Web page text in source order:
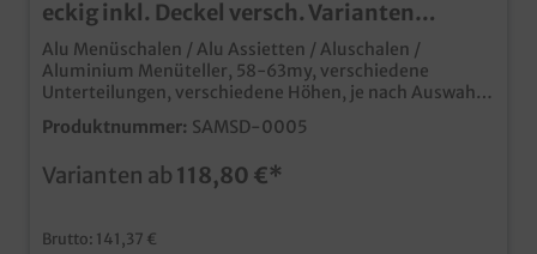
eckig inkl. Deckel versch. Varianten
wählbar
Alu Menüschalen / Alu Assietten / Aluschalen /
Aluminium Menüteller, 58-63my, verschiedene
Unterteilungen, verschiedene Höhen, je nach Auswahl
Grundmaß: 227x177mm (flach: 30mm hoch / tief:
39mm hoch) jeweils 500 Schalen + 500 Deckel "Guten
ideal für den Einsatz in Imbiss, Außerhaus und
Produktnummer: SAMSD-0005
Varianten ab 118,80 €*
Brutto: 141,37 €